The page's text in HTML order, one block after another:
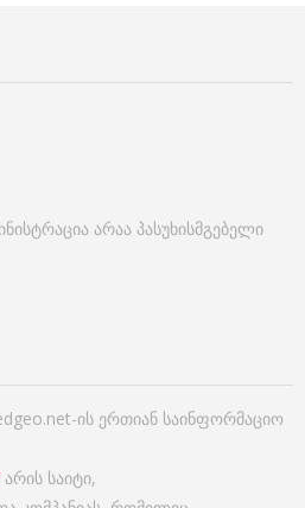
არაა პასუხისმგებელი
ის ერთიან საინფორმაციო
არის საიტი,